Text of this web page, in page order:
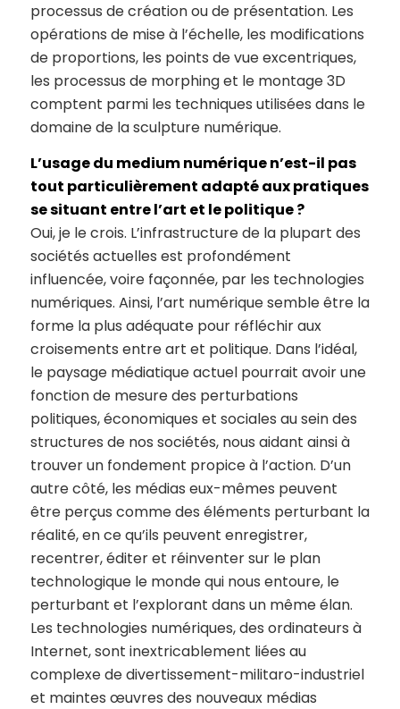
processus de création ou de présentation. Les
opérations de mise à l’échelle, les modifications
de proportions, les points de vue excentriques,
les processus de morphing et le montage 3D
comptent parmi les techniques utilisées dans le
domaine de la sculpture numérique.
L’usage du medium numérique n’est-il pas
tout particulièrement adapté aux pratiques
se situant entre l’art et le politique ?
Oui, je le crois. L’infrastructure de la plupart des
sociétés actuelles est profondément
influencée, voire façonnée, par les technologies
numériques. Ainsi, l’art numérique semble être la
forme la plus adéquate pour réfléchir aux
croisements entre art et politique. Dans l’idéal,
le paysage médiatique actuel pourrait avoir une
fonction de mesure des perturbations
politiques, économiques et sociales au sein des
structures de nos sociétés, nous aidant ainsi à
trouver un fondement propice à l’action. D’un
autre côté, les médias eux-mêmes peuvent
être perçus comme des éléments perturbant la
réalité, en ce qu’ils peuvent enregistrer,
recentrer, éditer et réinventer sur le plan
technologique le monde qui nous entoure, le
perturbant et l’explorant dans un même élan.
Les technologies numériques, des ordinateurs à
Internet, sont inextricablement liées au
complexe de divertissement-militaro-industriel
et maintes œuvres des nouveaux médias